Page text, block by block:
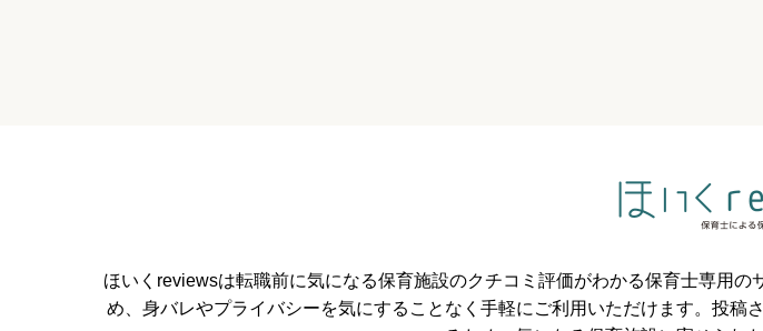
ほいくreviewsは転職前に気になる保育施設のクチコミ評価がわかる保育士専用
め、身バレやプライバシーを気にすることなく手軽にご利用いただけます。投